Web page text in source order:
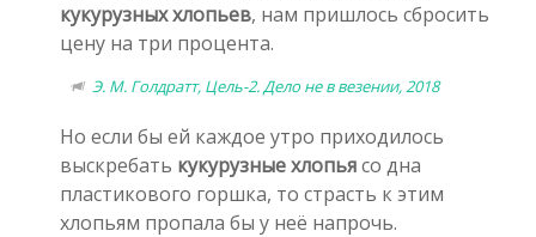
кукурузных хлопьев, нам пришлось сбросить
цену на три процента.
Э. М. Голдратт, Цель-2. Дело не в везении, 2018
Но если бы ей каждое утро приходилось
выскребать кукурузные хлопьясо дна
пластикового горшка, то страсть к этим
хлопьям пропала бы у неё напрочь.